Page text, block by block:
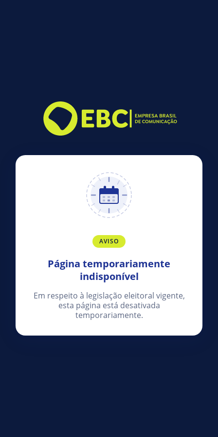
AVISO
Página temporariamente
indisponível
Em respeito à legislação eleitoral vigente,
esta página está desativada
temporariamente.